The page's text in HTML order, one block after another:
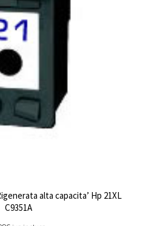
alta capacita’ Hp 21XL
C9351A